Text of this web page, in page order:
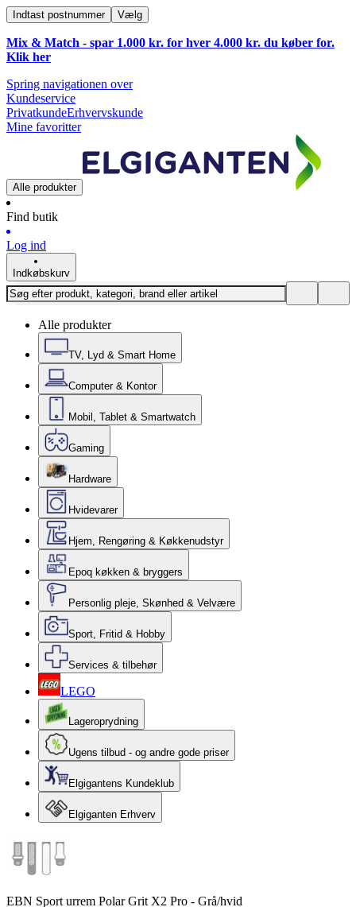
Indtast postnummer Vælg
Mix & Match - spar 1.000 kr. for hver 4.000 kr. du køber for.
Klik her
Spring navigationen over
Kundeservice
PrivatkundeErhvervskunde
Mine favoritter
Alle produkter
Find butik
Log ind
Indkøbskurv
Alle produkter
TV, Lyd & Smart Home
Computer & Kontor
Mobil, Tablet & Smartwatch
Gaming
Hardware
Hvidevarer
Hjem, Rengøring & Køkkenudstyr
Epoq køkken & bryggers
Personlig pleje, Skønhed & Velvære
Sport, Fritid & Hobby
Services & tilbehør
LEGO
Lageroprydning
Ugens tilbud - og andre gode priser
Elgigantens Kundeklub
Elgiganten Erhverv
EBN Sport urrem Polar Grit X2 Pro - Grå/hvid